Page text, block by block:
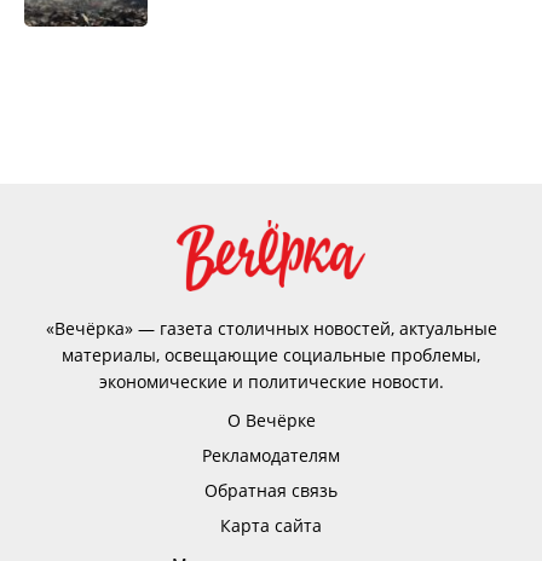
«Вечёрка» — газета столичных новостей, актуальные
материалы, освещающие социальные проблемы,
экономические и политические новости.
О Вечёрке
Рекламодателям
Обратная связь
Карта сайта